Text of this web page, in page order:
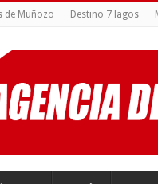
de Muñozo Destino 7 lagos